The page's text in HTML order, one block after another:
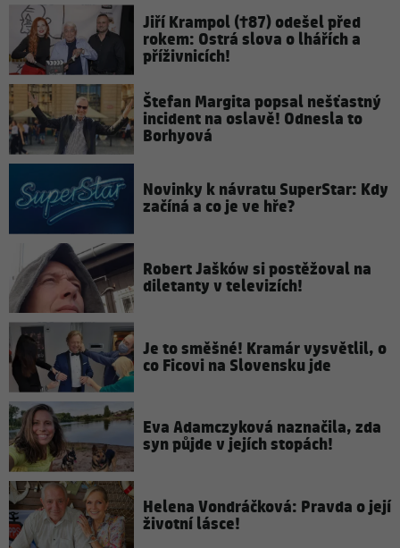
Jiří Krampol (†87) odešel před
rokem: Ostrá slova o lhářích a
příživnicích!
Štefan Margita popsal nešťastný
incident na oslavě! Odnesla to
Borhyová
Novinky k návratu SuperStar: Kdy
začíná a co je ve hře?
Robert Jašków si postěžoval na
diletanty v televizích!
Je to směšné! Kramár vysvětlil, o
co Ficovi na Slovensku jde
Eva Adamczyková naznačila, zda
syn půjde v jejích stopách!
Helena Vondráčková: Pravda o její
životní lásce!